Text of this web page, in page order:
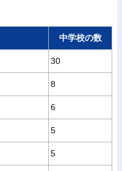
中学校の数
30
8
6
5
5